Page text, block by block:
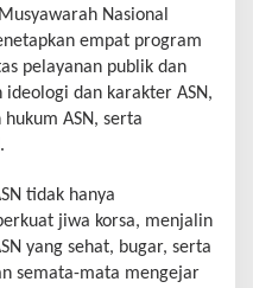
Nasional
empat program
pelayanan publik dan
dan karakter ASN,
ASN, serta
tidak hanya
jiwa korsa, menjalin
yang sehat, bugar, serta
semata-mata mengejar